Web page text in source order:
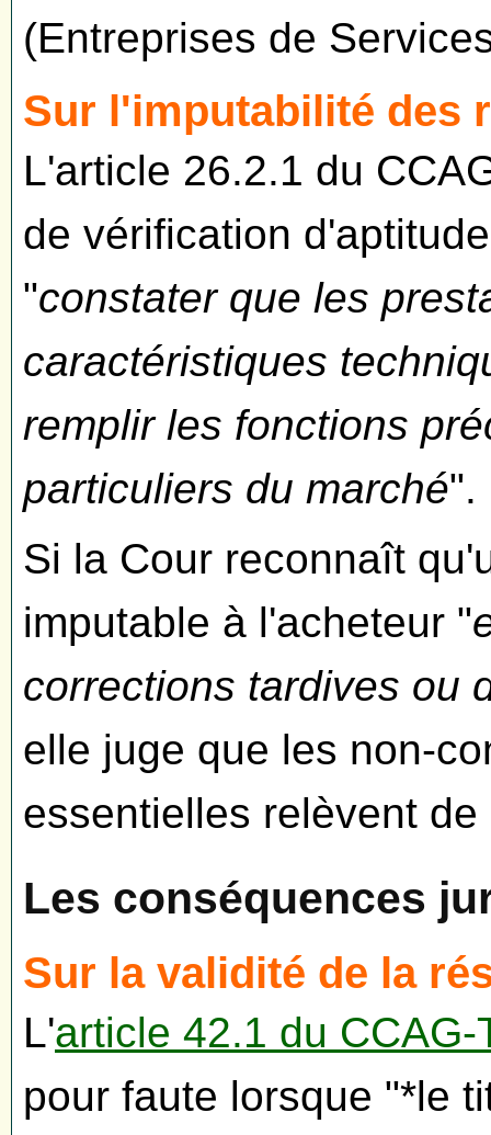
(Entreprises de
Sur l'imputabilité des
L'article 26.2.1 du
de vérification
"constater que les
caractéristiques
remplir les fonctions
particuliers du marché".
Si la Cour reconnaît
imputable à l'acheteur "
corrections tardives ou
elle juge que les non-
essentielles relèvent
Les conséquences
Sur la validité de la
L'article 42.1 du CCAG-
pour faute lorsque "*le